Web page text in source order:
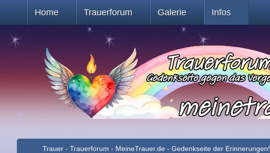
Home Trauerforum Galerie Infos
Trauer - Trauerforum - MeineTrauer.de - Gedenkseite der Erinnerungen!